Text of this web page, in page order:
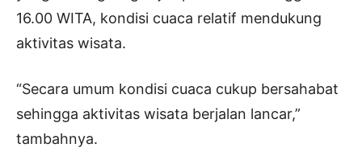
16.00 WITA, kondisi cuaca relatif mendukung
aktivitas wisata.
“Secara umum kondisi cuaca cukup bersahabat
sehingga aktivitas wisata berjalan lancar,”
tambahnya.